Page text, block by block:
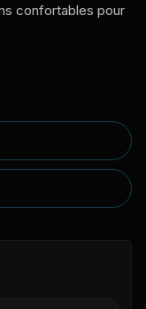
confortables pour